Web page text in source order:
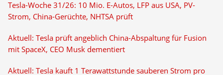
Tesla-Woche 31/26: 10 Mio. E-Autos, LFP aus USA, PV-
Strom, China-Gerüchte, NHTSA prüft
Aktuell: Tesla prüft angeblich China-Abspaltung für Fusion
mit SpaceX, CEO Musk dementiert
Aktuell: Tesla kauft 1 Terawattstunde sauberen Strom pro